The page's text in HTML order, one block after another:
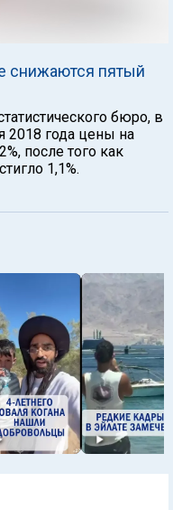
снижаются пятый
бюро, в
2018 года цены на
после того как
1,1%.